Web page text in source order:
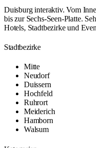
Duisburg interaktiv. Vom
bis zur Sechs-Seen-Platte.
Hotels, Stadtbezirke und
Stadtbezirke
Mitte
Neudorf
Duissern
Hochfeld
Ruhrort
Meiderich
Hamborn
Walsum